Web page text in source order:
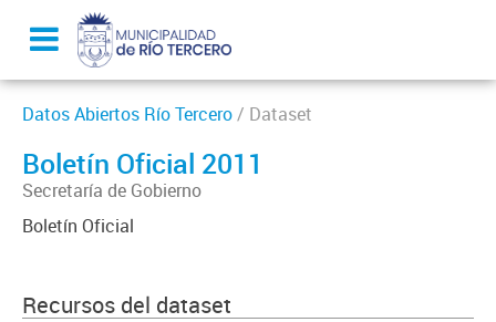
Datos Abiertos Río Tercero/ Dataset
Boletín Oficial 2011
Secretaría de Gobierno
Boletín Oficial
Recursos del dataset